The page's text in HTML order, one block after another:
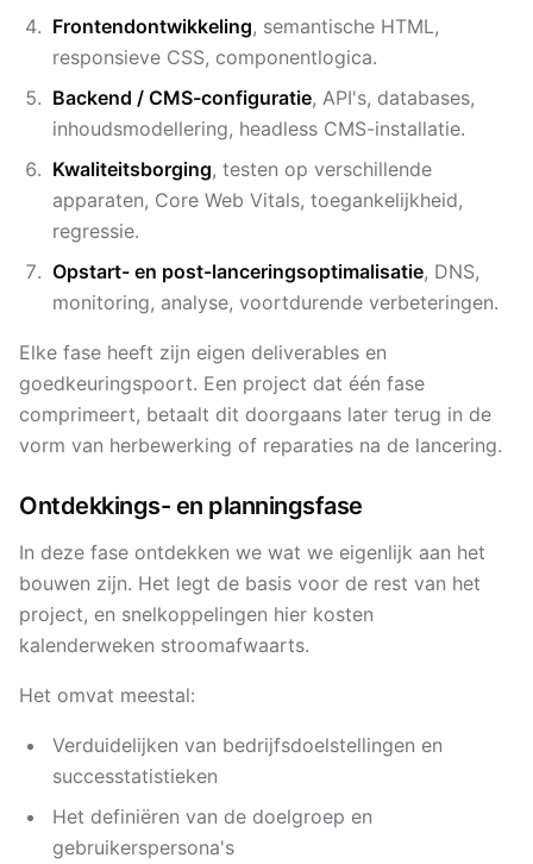
Frontendontwikkeling, semantische HTML,
responsieve CSS, componentlogica.
Backend / CMS-configuratie, API's, databases,
inhoudsmodellering, headless CMS-installatie.
Kwaliteitsborging, testen op verschillende
apparaten, Core Web Vitals, toegankelijkheid,
regressie.
Opstart- en post-lanceringsoptimalisatie, DNS,
monitoring, analyse, voortdurende verbeteringen.
Elke fase heeft zijn eigen deliverables en
goedkeuringspoort. Een project dat één fase
comprimeert, betaalt dit doorgaans later terug in de
vorm van herbewerking of reparaties na de lancering.
Ontdekkings- en planningsfase
In deze fase ontdekken we wat we eigenlijk aan het
bouwen zijn. Het legt de basis voor de rest van het
project, en snelkoppelingen hier kosten
kalenderweken stroomafwaarts.
Het omvat meestal:
Verduidelijken van bedrijfsdoelstellingen en
successtatistieken
Het definiëren van de doelgroep en
gebruikerspersona's